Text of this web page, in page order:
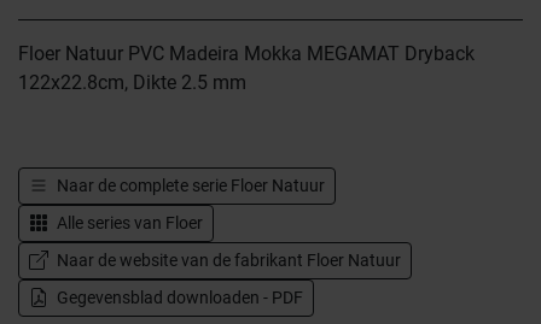
Floer Natuur PVC Madeira Mokka MEGAMAT Dryback
122x22.8cm, Dikte 2.5 mm
Naar de complete serie Floer Natuur
Alle series van Floer
Naar de website van de fabrikant Floer Natuur
Gegevensblad downloaden - PDF